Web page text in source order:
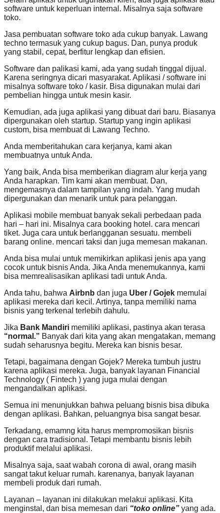
software untuk keperluan internal. Misalnya saja software
toko.
Jasa pembuatan software toko ada cukup banyak. Lawang
techno termasuk yang cukup bagus. Dan, punya produk
yang stabil, cepat, berfitur lengkap dan efisien.
Software dan palikasi kami, ada yang sudah tinggal dijual.
Karena seringnya dicari masyarakat. Aplikasi / software ini
misalnya software toko / kasir. Bisa digunakan mulai dari
pembelian hingga untuk mesin kasir.
Kemudian, ada juga aplikasi yang dibuat dari baru. Biasanya
dipergunakan oleh startup. Startup yang ingin aplikasi
custom, bisa membuat di Lawang Techno.
Anda memberitahukan cara kerjanya, kami akan
membuatnya untuk Anda.
Yang baik, Anda bisa memberikan diagram alur kerja yang
Anda harapkan. Tim kami akan membuat. Dan,
mengemasnya dalam tampilan yang indah. Yang mudah
dipergunakan dan menarik untuk para pelanggan.
Aplikasi mobile membuat banyak sekali perbedaan pada
hari – hari ini. Misalnya cara booking hotel. cara mencari
tiket. Juga cara untuk berlangganan sesuatu. membeli
barang online. mencari taksi dan juga memesan makanan.
Anda bisa mulai untuk memikirkan aplikasi jenis apa yang
cocok untuk bisnis Anda. Jika Anda menemukannya, kami
bisa memrealisasikan aplikasi tadi untuk Anda.
Anda tahu, bahwa Airbnb dan juga Uber / Gojek memulai
aplikasi mereka dari kecil. Artinya, tanpa memiliki nama
bisnis yang terkenal terlebih dahulu.
Jika Bank Mandiri memiliki aplikasi, pastinya akan terasa
“normal.” Banyak dari kita yang akan mengatakan, memang
sudah seharusnya begitu. Mereka kan bisnis besar.
Tetapi, bagaimana dengan Gojek? Mereka tumbuh justru
karena aplikasi mereka. Juga, banyak layanan Financial
Technology ( Fintech ) yang juga mulai dengan
mengandalkan aplikasi.
Semua ini menunjukkan bahwa peluang bisnis bisa dibuka
dengan aplikasi. Bahkan, peluangnya bisa sangat besar.
Terkadang, emamng kita harus mempromosikan bisnis
dengan cara tradisional. Tetapi membantu bisnis lebih
produktif melalui aplikasi.
Misalnya saja, saat wabah corona di awal, orang masih
sangat takut keluar rumah. karenanya, banyak layanan
membeli produk dari rumah.
Layanan – layanan ini dilakukan melakui aplikasi. Kita
menginstal, dan bisa memesan dari “toko online” yang ada.